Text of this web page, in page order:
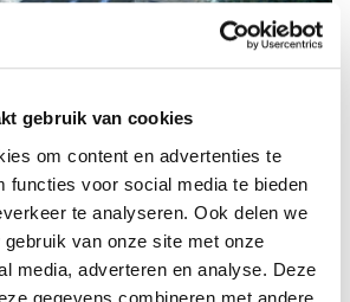
gebruik van cookies
om content en advertenties te
functies voor social media te bieden
te analyseren. Ook delen we
van onze site met onze
media, adverteren en analyse. Deze
gegevens combineren met andere
van Boerderijenstichting Noord-
erfgoed specialist Anna Groentjes op
stolpboerderijen. Trotse eigenaren
de geschiedenis en het interieur van
verschillen nog meer van elkaar dan de
zien we de zoektocht naar
functies, op basis van de